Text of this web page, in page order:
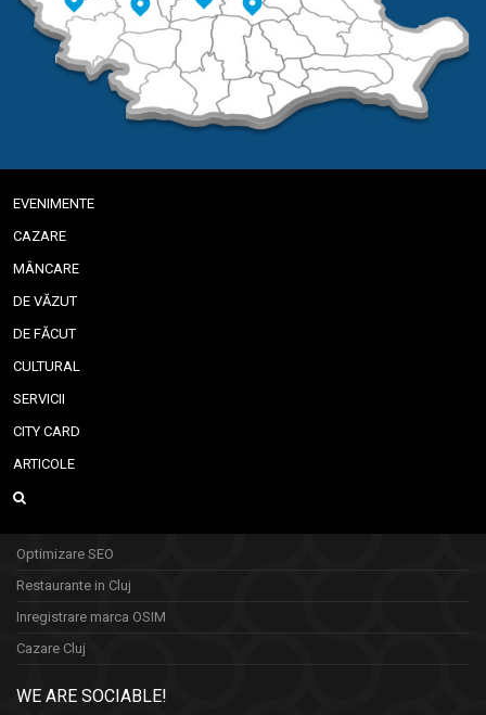
EVENIMENTE
CAZARE
MÂNCARE
DE VĂZUT
DE FĂCUT
CULTURAL
SERVICII
CITY CARD
ARTICOLE
Optimizare SEO
Restaurante in Cluj
Inregistrare marca OSIM
Cazare Cluj
WE ARE SOCIABLE!